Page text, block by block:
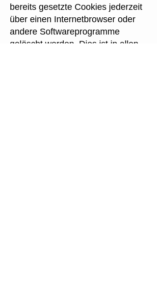
bereits gesetzte Cookies jederzeit
über einen Internetbrowser oder
andere Softwareprogramme
gelöscht werden. Dies ist in allen